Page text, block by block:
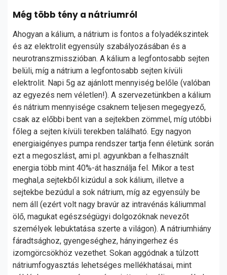
Még több tény a nátriumról
Ahogyan a kálium, a nátrium is fontos a folyadékszintek
és az elektrolit egyensúly szabályozásában és a
neurotranszmisszióban. A kálium a legfontosabb sejten
belüli, míg a nátrium a legfontosabb sejten kívüli
elektrolit. Napi 5g az ajánlott mennyiség belőle (valóban
az egyezés nem véletlen!). A szervezetünkben a kálium
és nátrium mennyisége csaknem teljesen megegyező,
csak az előbbi bent van a sejtekben zömmel, míg utóbbi
főleg a sejten kívüli terekben található. Egy nagyon
energiaigényes pumpa rendszer tartja fenn életünk során
ezt a megoszlást, ami pl. agyunkban a felhasznált
energia több mint 40%-át használja fel. Mikor a test
meghal,a sejtekből kizúdul a sok kálium, illetve a
sejtekbe bezúdul a sok nátrium, míg az egyensúly be
nem áll (ezért volt nagy bravúr az intravénás káliummal
ölő, magukat egészségügyi dolgozóknak nevezőt
személyek lebuktatása szerte a világon). A nátriumhiány
fáradtsághoz, gyengeséghez, hányingerhez és
izomgörcsökhöz vezethet. Sokan aggódnak a túlzott
nátriumfogyasztás lehetséges mellékhatásai, mint